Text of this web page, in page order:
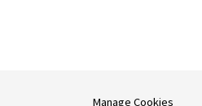
Manage Cookies